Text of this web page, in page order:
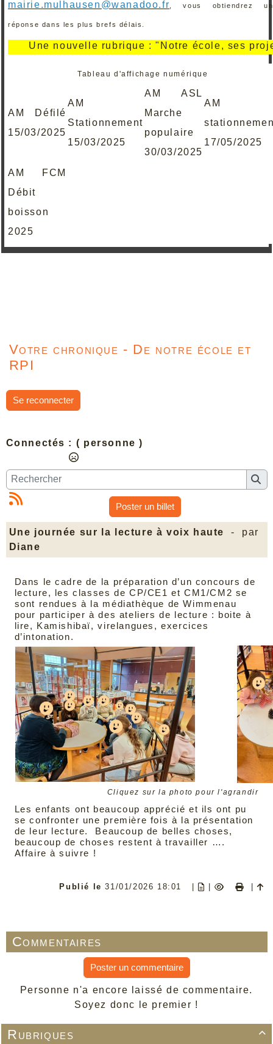
mairie.mulhausen@wanadoo.fr , vous obtiendrez
réponse dans les plus brefs délais.
nouvelle rubrique : "Notre école, ses projets,
Tableau d'affichage numérique
AM Défilé
15/03/2025
AM
Stationnement
15/03/2025
AM ASL
Marche
populaire
30/03/2025
AM
17/05/2025
AM FCM
Débit
boisson
2025

Rubriques
Votre chronique - De notre école et
RPI
Se reconnecter
Connectés : ( personne )
Poster un billet
Une journée sur la lecture à voix haute
- par
Diane
Dans le cadre de la préparation d’un concours de
lecture, les classes de CP/CE1 et CM1/CM2 se
sont rendues à la médiathèque de Wimmenau
pour participer à des ateliers de lecture : boite à
lire, Kamishibaï, virelangues, exercices
d’intonation.
Cliquez sur la photo pour l'agrandir
Les enfants ont beaucoup apprécié et ils ont pu
se confronter une première fois à la présentation
de leur lecture. Beaucoup de belles choses,
beaucoup de choses restent à travailler ….
Affaire à suivre !
Publié le31/01/2026 18:01 |
Commentaires
Poster un commentaire
Personne n'a encore laissé de commentaire.
Soyez donc le premier !